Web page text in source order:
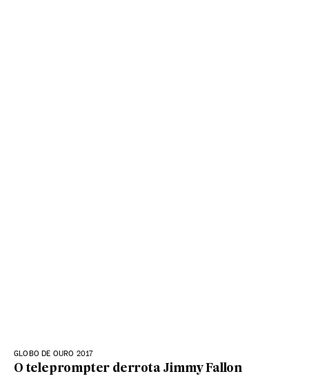
GLOBO DE OURO 2017
O teleprompter derrota Jimmy Fallon